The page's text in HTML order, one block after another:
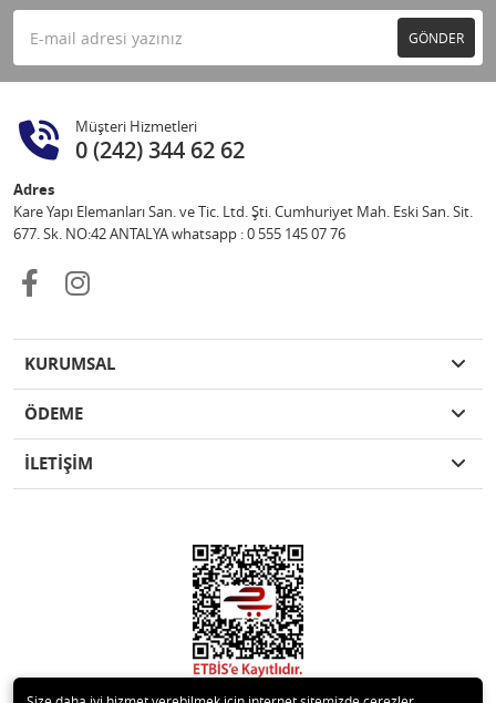
GÖNDER
Müşteri Hizmetleri
0 (242) 344 62 62
Adres
Kare Yapı Elemanları San. ve Tic. Ltd. Şti. Cumhuriyet Mah. Eski San. Sit.
677. Sk. NO:42 ANTALYA whatsapp : 0 555 145 07 76
KURUMSAL
ÖDEME
İLETİŞİM